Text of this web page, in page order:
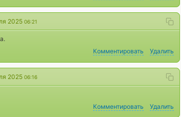
2025 06:21
Комментировать
Удалить
2025 06:16
Комментировать
Удалить